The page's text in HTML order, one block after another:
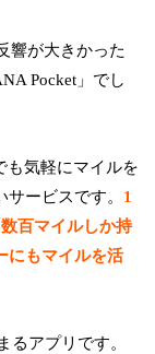
響が大きかった
Pocket」でし
も気軽にマイルを
ービスです。 1
百マイルしか持
にもマイルを活
るアプリです。